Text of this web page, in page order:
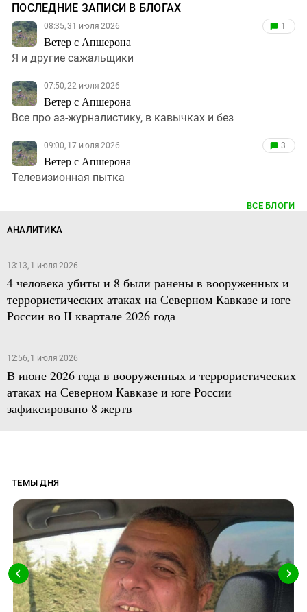
ПОСЛЕДНИЕ ЗАПИСИ В БЛОГАХ
08:35, 31 июля 2026
Ветер с Апшерона
1
Я и другие сажальщики
07:50, 22 июля 2026
Ветер с Апшерона
Все про аз-журналистику, в кавычках и без
09:00, 17 июля 2026
Ветер с Апшерона
3
Телевизионная пытка
ВСЕ БЛОГИ
АНАЛИТИКА
13:13, 1 июля 2026
4 человека убиты и 8 были ранены в вооруженных и
террористических атаках на Северном Кавказе и юге
России во II квартале 2026 года
12:56, 1 июля 2026
В июне 2026 года в вооруженных и террористических
атаках на Северном Кавказе и юге России
зафиксировано 8 жертв
ТЕМЫ ДНЯ